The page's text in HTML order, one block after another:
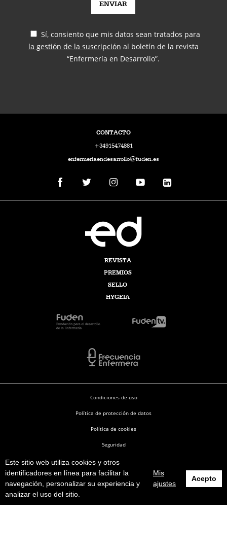
Este sitio web utiliza cookies y otros
identificadores en línea para facilitar la
navegación, personalizar su experiencia y
analizar el uso del sitio.
Mis
ajustes
Acepto
Sí, consiento que mis datos sean tratados para
la gestión de la suscripción al boletín de la revista
“Enfermería en Desarrollo”.
CONTACTO
+34915474881
enfermeriaendesarrollo@fuden.es
REVISTA
PREMIOS
SELLO
HYGEIA
Enfermería en Desarrollo © 2026
Condiciones de uso
Política de protección de datos
Política de cookies
Seguridad